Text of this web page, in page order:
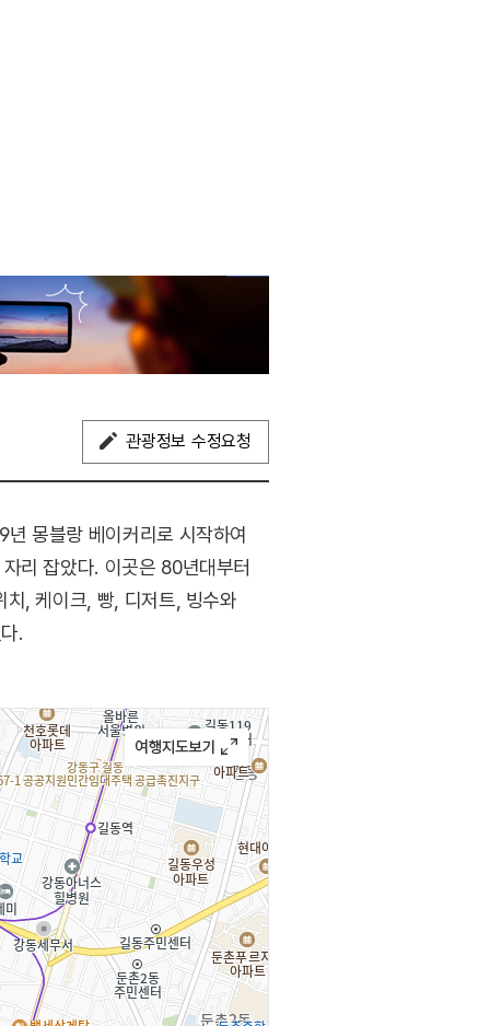
관광정보 수정요청
몽블랑 베이커리로 시작하여
리 잡았다. 이곳은 80년대부터
, 케이크, 빵, 디저트, 빙수와
.